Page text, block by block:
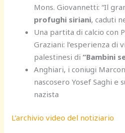
Mons. Giovannetti: “Il
profughi siriani, caduti
Una partita di calcio con
Graziani: l’esperienza di
palestinesi di“Bambini
Anghiari, i coniugi
nascosero Yosef Saghi e
nazista
L’archivio video del notiziario